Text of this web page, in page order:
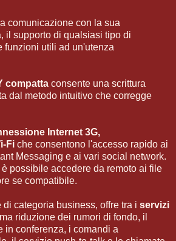
comunicazione con la sua
il supporto di qualsiasi tipo di
funzioni utili ad un'utenza
compatta consente una scrittura
dal metodo intuitivo che corregge
Internet 3G,
Fi che consentono l'accesso rapido ai
Messaging e ai vari social network.
possibile accedere da remoto ai file
se compatibile.
categoria business, offre tra i servizi
riduzione dei rumori di fondo, il
in conferenza, i comandi a